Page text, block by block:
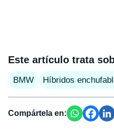
Este artículo trata
BMW Híbridos
Compártela en: